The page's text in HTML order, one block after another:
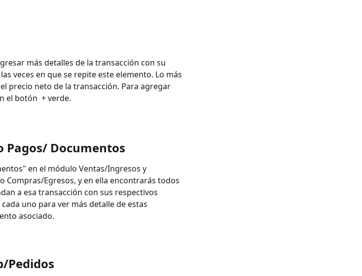
más detalles de la transacción con su
veces en que se repite este elemento. Lo más
precio neto de la transacción. Para agregar
el botón  + verde.
Pagos/ Documentos
en el módulo Ventas/Ingresos y
Compras/Egresos, y en ella encontrarás todos
a esa transacción con sus respectivos
uno para ver más detalle de estas
asociado.
Pedidos